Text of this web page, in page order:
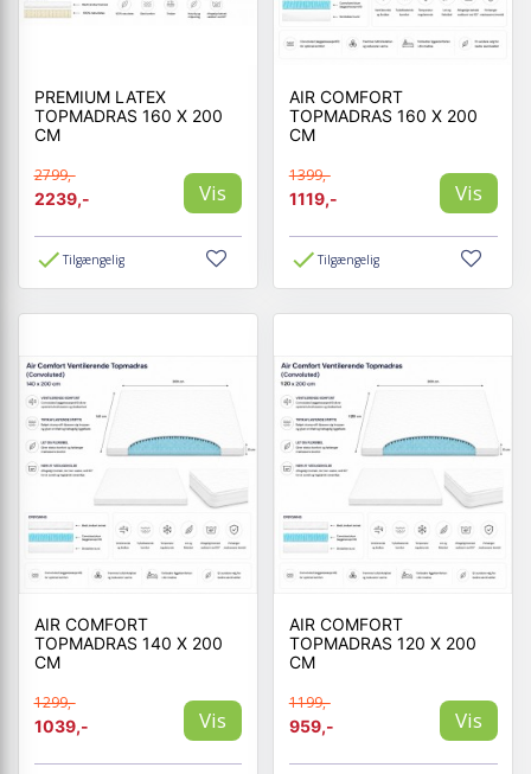
PREMIUM LATEX
TOPMADRAS 160 X 200
CM
2799,-
2239,-
Vis
Tilgængelig
AIR COMFORT
TOPMADRAS 160 X 200
CM
1399,-
1119,-
Vis
Tilgængelig
AIR COMFORT
TOPMADRAS 140 X 200
CM
1299,-
1039,-
Vis
AIR COMFORT
TOPMADRAS 120 X 200
CM
1199,-
959,-
Vis